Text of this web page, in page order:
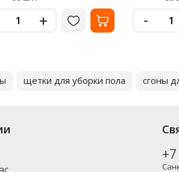
+ -
щетки для уборки пола сгоны